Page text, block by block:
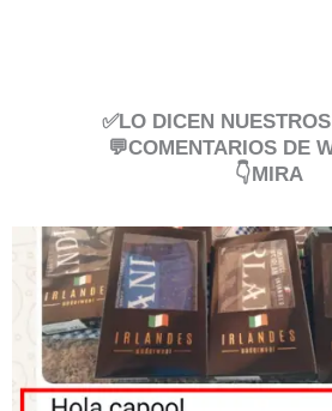
✅LO DICEN
💬COMENTARIOS DE
👇MIRA